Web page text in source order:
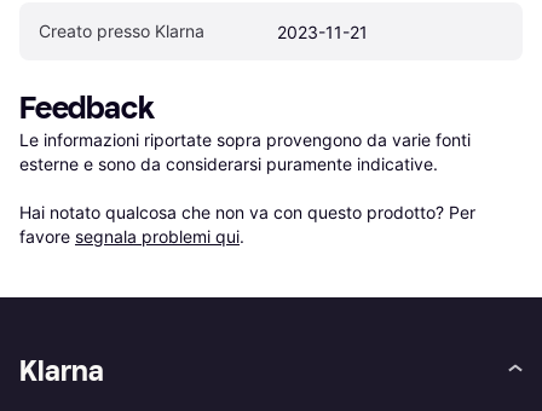
Creato presso Klarna 2023-11-21
Feedback
Le informazioni riportate sopra provengono da varie fonti
esterne e sono da considerarsi puramente indicative.
Hai notato qualcosa che non va con questo prodotto? Per
favore segnala problemi qui.
Klarna